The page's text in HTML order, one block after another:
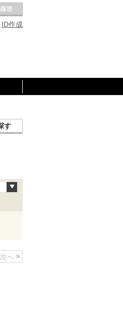
ID作成
泉
す
次へ